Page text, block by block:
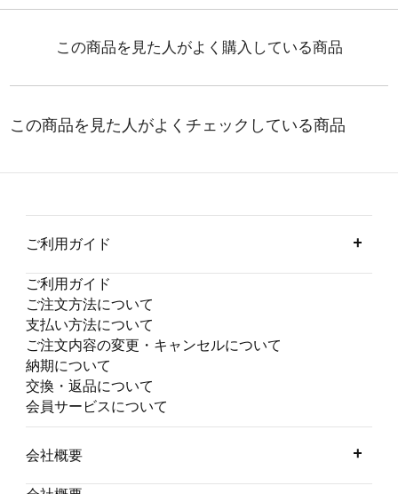
ご利用ガイド
ご利用ガイド
ご注文方法について
支払い方法について
ご注文内容の変更・キャンセルについて
納期について
交換・返品について
会員サービスについて
会社概要